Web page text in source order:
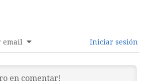
email Iniciar sesión